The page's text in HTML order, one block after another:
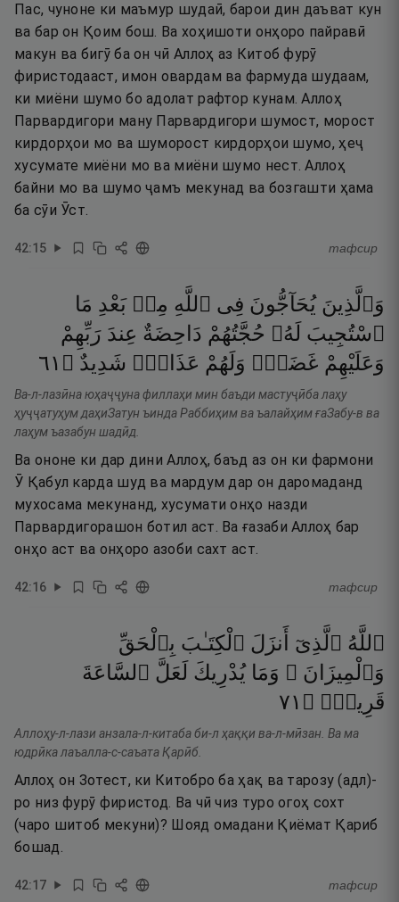
Пас, чуноне ки маъмур шудаӣ, барои дин даъват кун
ва бар он Қоим бош. Ва хоҳишоти онҳоро пайравӣ
макун ва бигӯ ба он чӣ Аллоҳ аз Китоб фурӯ
фиристодааст, имон овардам ва фармуда шудаам,
ки миёни шумо бо адолат рафтор кунам. Аллоҳ
Парвардигори ману Парвардигори шумост, морост
кирдорҳои мо ва шуморост кирдорҳои шумо, ҳеҷ
хусумате миёни мо ва миёни шумо нест. Аллоҳ
байни мо ва шумо ҷамъ мекунад ва бозгашти ҳама
ба сӯи Ӯст.
42:15 тафсир
وَٱلَّذِينَ يُحَآجُّونَ فِى ٱللَّهِ مِنۢ بَعْدِ مَا
ٱسْتُجِيبَ لَهُۥ حُجَّتُهُمْ دَاحِضَةٌ عِندَ رَبِّهِمْ
وَعَلَيْهِمْ غَضَبٌۭ وَلَهُمْ عَذَابٌۭ شَدِيدٌ ۝ ١٦
Ва-л-лазӣна юҳаҷҷуна филлаҳи мин баъди мастуҷӣба лаҳу
ҳуҷҷатуҳум даҳиЗатун ъинда Раббиҳим ва ъалайҳим ғаЗабу-в ва
лаҳум ъазабун шадӣд.
Ва ононе ки дар дини Аллоҳ, баъд аз он ки фармони
Ӯ Қабул карда шуд ва мардум дар он даромаданд
мухосама мекунанд, хусумати онҳо назди
Парвардигорашон ботил аст. Ва ғазаби Аллоҳ бар
онҳо аст ва онҳоро азоби сахт аст.
42:16 тафсир
ٱللَّهُ ٱلَّذِىٓ أَنزَلَ ٱلْكِتَـٰبَ بِٱلْحَقِّ
وَٱلْمِيزَانَ ۗ وَمَا يُدْرِيكَ لَعَلَّ ٱلسَّاعَةَ
قَرِيبٌۭ ۝ ١٧
Аллоҳу-л-лази анзала-л-китаба би-л ҳаққи ва-л-мӣзан. Ва ма
юдрӣка лаъалла-с-саъата Қарӣб.
Аллоҳ он Зотест, ки Китобро ба ҳақ ва тарозу (адл)-
ро низ фурӯ фиристод. Ва чӣ чиз туро огоҳ сохт
(чаро шитоб мекуни)? Шояд омадани Қиёмат Қариб
бошад.
42:17 тафсир